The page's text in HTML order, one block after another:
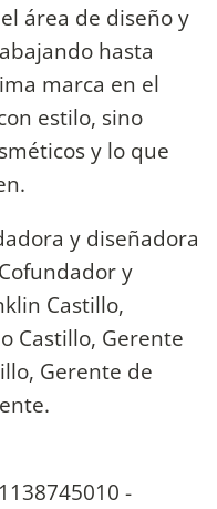
área de diseño y
hasta
marca en el
estilo, sino
y lo que
y diseñadora
y
Castillo,
Castillo, Gerente
Gerente de
-